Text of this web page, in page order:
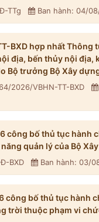
TTg Ban hành: 04/
BXD hợp nhất Thông
địa, bến thủy nội địa,
Bộ trưởng Bộ Xây
2026/VBHN-TT-BXD
công bố thủ tục hành
quản lý của Bộ
BXD Ban hành: 03/
công bố thủ tục hành
trời thuộc phạm vi